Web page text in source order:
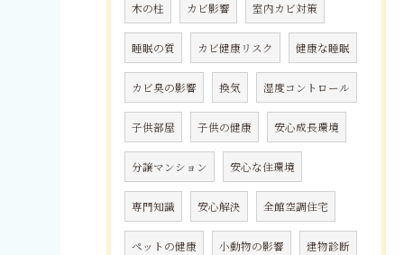
木の柱 カビ影響 室内カビ対策
睡眠の質 カビ健康リスク 健康な睡眠
カビ臭の影響 換気 湿度コントロール
子供部屋 子供の健康 安心成長環境
分譲マンション 安心な住環境
専門知識 安心解決 全館空調住宅
ペットの健康 小動物の影響 建物診断